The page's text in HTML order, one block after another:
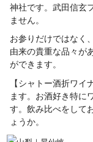
神社です。武田信玄
ません。
お参りだけではなく
由来の貴重な品々が
ができます。
【シャトー酒折ワイ
ます。お酒好き特に
す。飲み比べをして
ょうか。